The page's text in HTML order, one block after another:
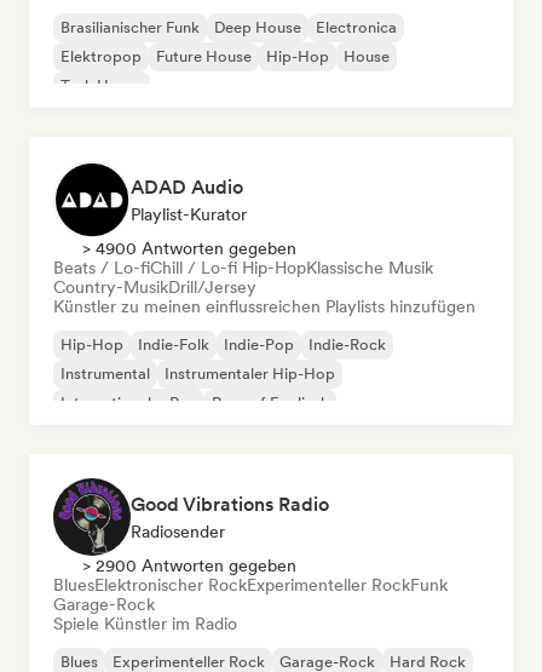
Brasilianischer Funk Deep House
Electronica
Elektropop
Future House Hip-Hop
House
Tech House
ADAD Audio
Playlist-Kurator
> 4900 Antworten gegeben
Beats / Lo-fiChill / Lo-fi Hip-HopKlassische Musik
Country-MusikDrill/Jersey
Künstler zu meinen einflussreichen Playlists hinzufügen
Hip-Hop Indie-Folk Indie-Pop
Indie-Rock
Instrumental
Instrumentaler Hip-Hop
Internationaler Rap
Rap auf Englisch
Good Vibrations Radio
Radiosender
> 2900 Antworten gegeben
BluesElektronischer RockExperimenteller RockFunk
Garage-Rock
Spiele Künstler im Radio
Blues Experimenteller Rock Garage-Rock
Hard Rock